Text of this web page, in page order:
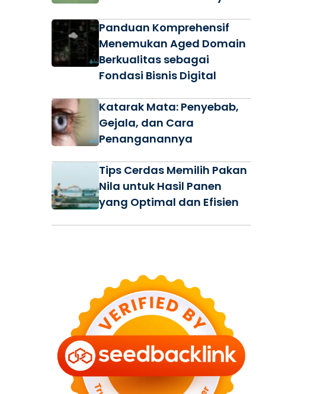
Panduan Komprehensif
Menemukan Aged Domain
Berkualitas sebagai
Fondasi Bisnis Digital
Katarak Mata: Penyebab,
Gejala, dan Cara
Penanganannya
Tips Cerdas Memilih Pakan
Nila untuk Hasil Panen
yang Optimal dan Efisien